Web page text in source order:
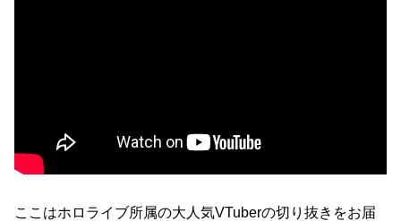
ここはホロライブ所属の大人気VTuberの切り抜きをお届